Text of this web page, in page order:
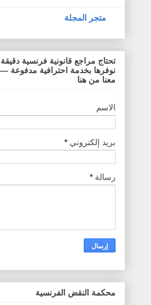
متجر المجلة
تحتاج مراجع قانونية فرنسية
نوفرها بخدمة احترافية مدفوعة
معنا من هنا
الاسم
بريد إلكتروني*
رسالة*
محكمة النقض الفرنسية